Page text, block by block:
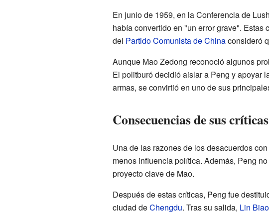
En junio de 1959, en la Conferencia de
había convertido en "un error grave".
del Partido Comunista de Chinaconsideró
Aunque Mao Zedong reconoció algunos
El politburó decidió aislar a Peng y apoyar
armas, se convirtió en uno de sus
Consecuencias de sus críticas
Una de las razones de los desacuerdos
menos influencia política. Además, Peng
proyecto clave de Mao.
Después de estas críticas, Peng fue
ciudad deChengdu. Tras su salida, Lin Biao